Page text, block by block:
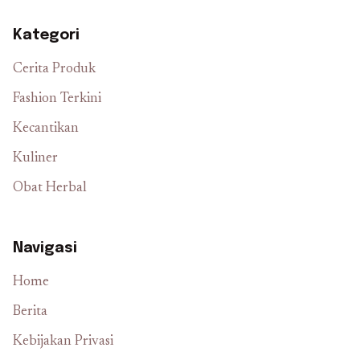
Kategori
Cerita Produk
Fashion Terkini
Kecantikan
Kuliner
Obat Herbal
Navigasi
Home
Berita
Kebijakan Privasi